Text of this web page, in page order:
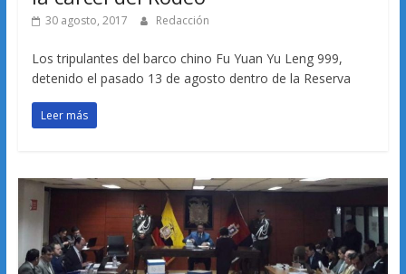
30 agosto, 2017 Redacción
Los tripulantes del barco chino Fu Yuan Yu Leng 999,
detenido el pasado 13 de agosto dentro de la Reserva
Leer más